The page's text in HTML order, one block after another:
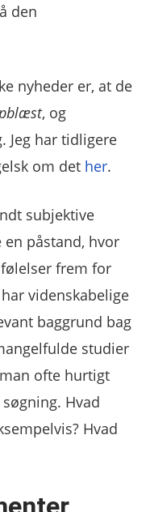
den
nyheder er, at de
, og
Jeg har tidligere
om det her.
subjektive
påstand, hvor
frem for
videnskabelige
baggrund bag
studier
ofte hurtigt
Hvad
Hvad